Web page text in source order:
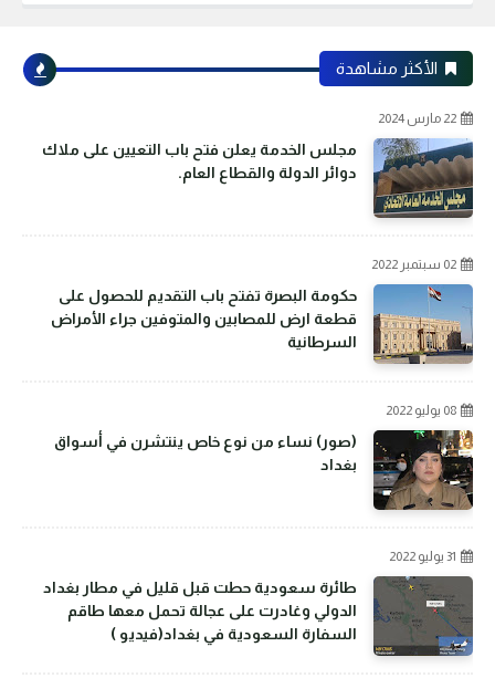
الأكثر مشاهدة
22 مارس 2024
مجلس الخدمة يعلن فتح باب التعيين على ملاك
دوائر الدولة والقطاع العام.
02 سبتمبر 2022
حكومة البصرة تفتح باب التقديم للحصول على
قطعة ارض للمصابين والمتوفين جراء الأمراض
السرطانية
08 يوليو 2022
(صور) نساء من نوع خاص ينتشرن في أسواق
بغداد
31 يوليو 2022
طائرة سعودية حطت قبل قليل في مطار بغداد
الدولي وغادرت على عجالة تحمل معها طاقم
السفارة السعودية في بغداد(فيديو )